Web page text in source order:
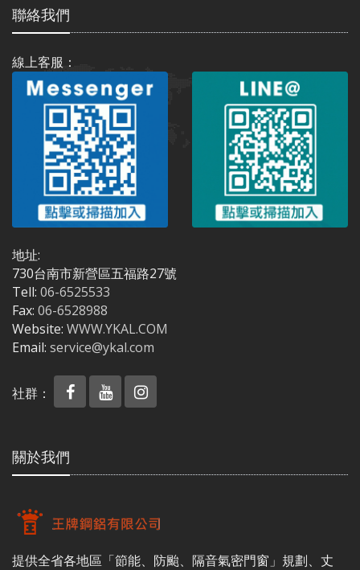
聯絡我們
線上客服：
地址:
730台南市新營區五福路27號
Tell: 06-6525533
Fax: 06-6528988
Website: WWW.YKAL.COM
Email: service@ykal.com
社群：
關於我們
提供全省各地區「節能、防颱、隔音氣密門窗」規劃、丈